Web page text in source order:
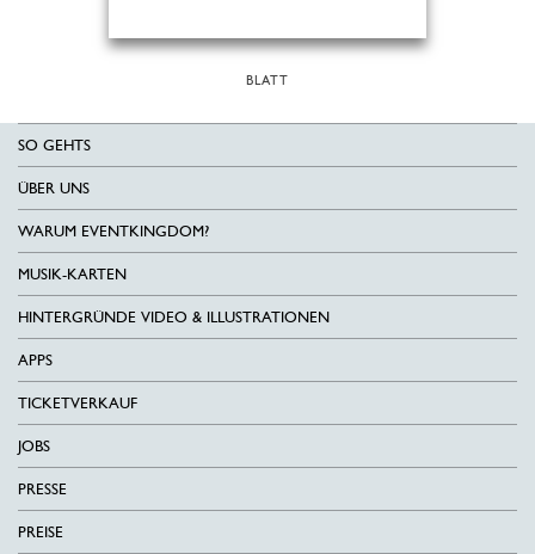
BLATT
SO GEHTS
ÜBER UNS
WARUM EVENTKINGDOM?
MUSIK-KARTEN
HINTERGRÜNDE VIDEO & ILLUSTRATIONEN
APPS
TICKETVERKAUF
JOBS
PRESSE
PREISE